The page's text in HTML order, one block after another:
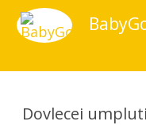
Dovlecei